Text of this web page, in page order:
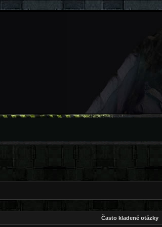
Často kladené otázky